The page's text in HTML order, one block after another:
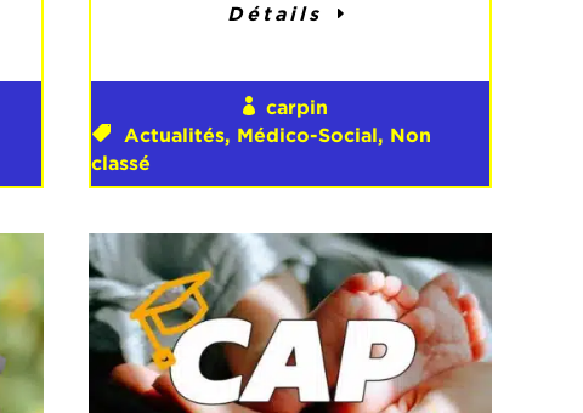
Détails
carpin
Actualités, Médico-Social, Non
classé